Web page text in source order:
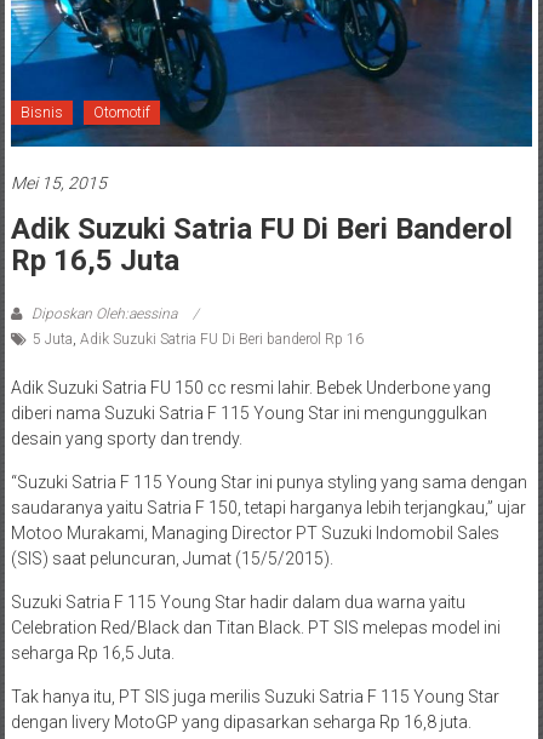
Bisnis Otomotif
Mei 15, 2015
Adik Suzuki Satria FU Di Beri Banderol
Rp 16,5 Juta
Diposkan Oleh:aessina
5 Juta, Adik Suzuki Satria FU Di Beri banderol Rp 16
Adik Suzuki Satria FU 150 cc resmi lahir. Bebek Underbone yang
diberi nama Suzuki Satria F 115 Young Star ini mengunggulkan
desain yang sporty dan trendy.
“Suzuki Satria F 115 Young Star ini punya styling yang sama dengan
saudaranya yaitu Satria F 150, tetapi harganya lebih terjangkau,” ujar
Motoo Murakami, Managing Director PT Suzuki Indomobil Sales
(SIS) saat peluncuran, Jumat (15/5/2015).
Suzuki Satria F 115 Young Star hadir dalam dua warna yaitu
Celebration Red/Black dan Titan Black. PT SIS melepas model ini
seharga Rp 16,5 Juta.
Tak hanya itu, PT SIS juga merilis Suzuki Satria F 115 Young Star
dengan livery MotoGP yang dipasarkan seharga Rp 16,8 juta.